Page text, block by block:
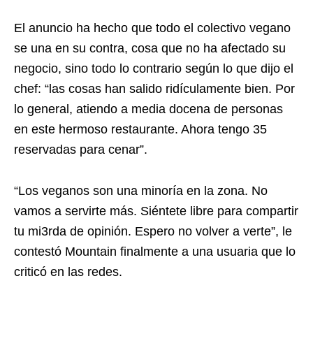
El anuncio ha hecho que todo el colectivo vegano
se una en su contra, cosa que no ha afectado su
negocio, sino todo lo contrario según lo que dijo el
chef: “las cosas han salido ridículamente bien. Por
lo general, atiendo a media docena de personas
en este hermoso restaurante. Ahora tengo 35
reservadas para cenar”.
“Los veganos son una minoría en la zona. No
vamos a servirte más. Siéntete libre para compartir
tu mi3rda de opinión. Espero no volver a verte”, le
contestó Mountain finalmente a una usuaria que lo
criticó en las redes.